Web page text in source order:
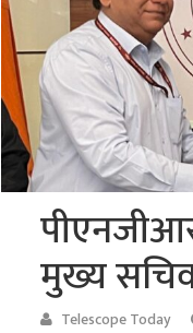
मुख्य
Telescope Today